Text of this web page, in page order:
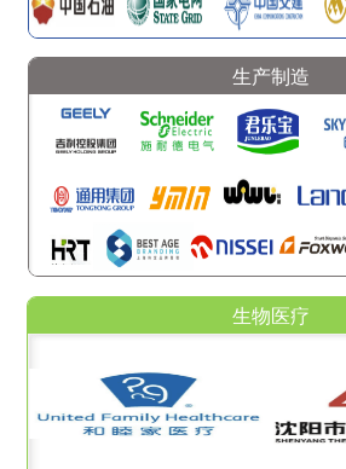
生产制造
生物医疗